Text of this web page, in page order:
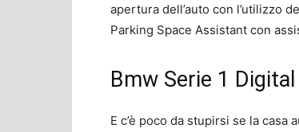
apertura dell’auto con l’utilizzo
Parking Space Assistant con
Bmw Serie 1
E c’è poco da stupirsi se la